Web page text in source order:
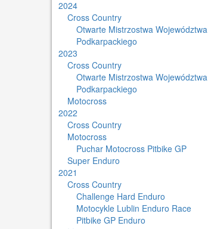
2024
Cross Country
Otwarte Mistrzostwa Województwa
Podkarpackiego
2023
Cross Country
Otwarte Mistrzostwa Województwa
Podkarpackiego
Motocross
2022
Cross Country
Motocross
Puchar Motocross Pitbike GP
Super Enduro
2021
Cross Country
Challenge Hard Enduro
Motocykle Lublin Enduro Race
Pitbike GP Enduro